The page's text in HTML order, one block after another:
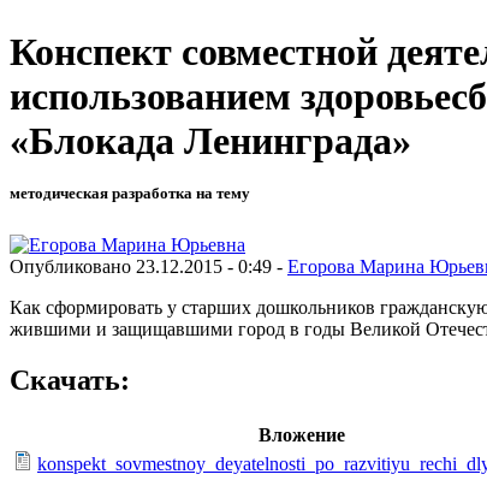
Конспект совместной
использованием
«Блокада Ленинграда»
методическая разработка на тему
Опубликовано 23.12.2015 - 0:49 - Егорова Марина
Как сформировать у старших дошкольников
жившими и защищавшими город в годы Великой
Скачать:
Вложение